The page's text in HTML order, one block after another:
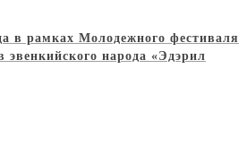
в рамках Молодежного фестиваля
народа «Эдэрил